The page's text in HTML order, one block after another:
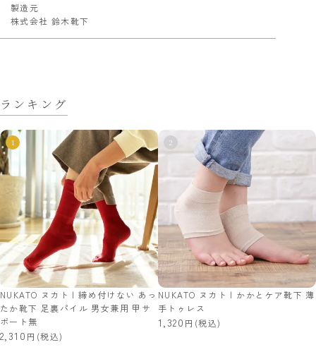
製造元
株式会社 鈴木靴下
ランキング
NUKATO ヌカト | 締め付けない あっ
たか靴下 足裏パイル 男女兼用 甲サ
ポート無
2,310 (税込)
NUKATO ヌカト | かかとケア靴下 薄
手トゥレス
1,320 (税込)